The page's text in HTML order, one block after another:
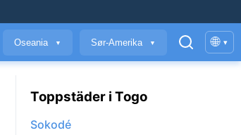
Oseania ▼ Sør-Amerika ▼ 🌐 ▾
Toppstäder i Togo
Sokodé